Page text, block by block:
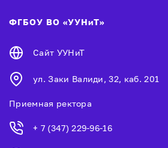
ФГБОУ ВО «УУНиТ»
Сайт УУНиТ
ул. Заки Валиди, 32, каб. 201
Приемная ректора
+ 7 (347) 229-96-16